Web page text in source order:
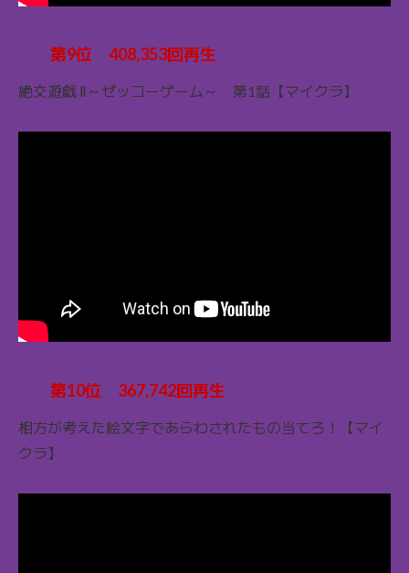
第9位 408,353回再生
絶交遊戯 Ⅱ～ゼッコーゲーム～ 第1話【マイクラ】
第10位 367,742回再生
相方が考えた絵文字であらわされたもの当てろ！【マイ
クラ】